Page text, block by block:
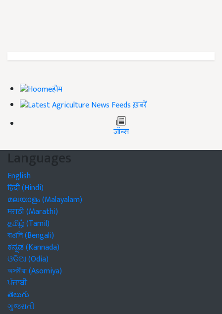
होम
ख़बरें
जॉब्स
Languages
English
हिंदी (Hindi)
മലയാളം (Malayalam)
मराठी (Marathi)
தமிழ் (Tamil)
বাঙালি (Bengali)
ಕನ್ನಡ (Kannada)
ଓଡିଆ (Odia)
অসমীয়া (Asomiya)
ਪੰਜਾਬੀ
తెలుగు
ગુજરાતી